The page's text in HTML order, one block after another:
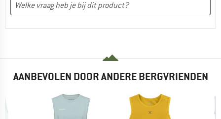
AANBEVOLEN DOOR ANDERE BERGVRIENDEN